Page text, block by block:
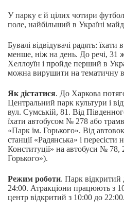
У парку є й цілих чотири
поле, найбільший в Україні
Бувалі відвідувачі радять:
менше, ніж на день. До речі, 31
Хеллоуїн і пройде перший в
можна вирушити на тематичну
Як дістатися. До Харкова
Центральний парк культури і
вул. Сумській, 81. Від
їхати автобусом № 278 або
«Парк ім. Горького». Від
станції «Радянська» і
Конституції» на автобуси № 78,
Горького»).
Режим роботи. Парк відкритий
24:00. Атракціони працюють з
центр відкритий з 10:00 до 22:00.